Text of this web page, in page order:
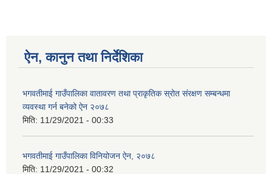
ऐन, कानुन तथा निर्देशिका
भगवतीमाई गाउँपालिका वातावरण तथा प्राकृतिक स्रोत संरक्षण सम्बन्धमा
व्यवस्था गर्न बनेको ऐन २०७८
मिति: 11/29/2021 - 00:33
भगवतीमाई गाउँपालिका विनियोजन ऐन, २०७८
मिति: 11/29/2021 - 00:32